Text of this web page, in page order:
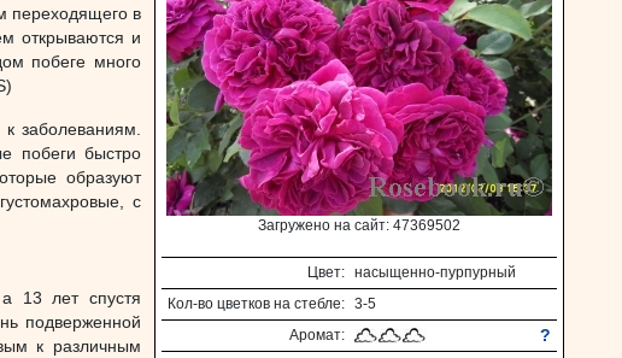
переходящего в
открываются и
побеге много
к заболеваниям.
побеги быстро
образуют
с
13 лет спустя
подверженной
к различным
Загружено на сайт: 47369502
Цвет: насыщенно-пурпурный
Кол-во цветков на стебле: 3-5
Аромат: ?